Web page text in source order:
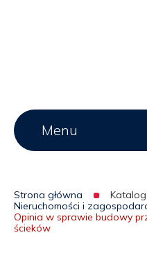
Menu
serwisu
Main
Menu
Ścieżka
nawigacyjna
Strona główna
Katalog
Nieruchomości i
Opinia w sprawie budowy
ścieków